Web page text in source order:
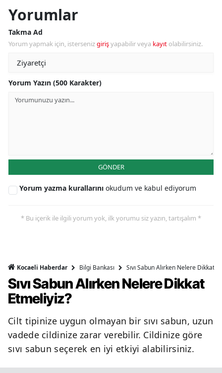
Yorumlar
Takma Ad
Yorum yapmak için, istersenizgirişyapabilir veya kayıt olabilirsiniz.
Yorum Yazın (500 Karakter)
GÖNDER
Yorum yazma kurallarını okudum ve kabul ediyorum
* Bu içerik ile ilgili yorum yok, ilk yorumu siz yazın, tartışalım *
Kocaeli Haberdar Bilgi Bankası Sıvı Sabun Alırken Nelere Dikkat
Sıvı Sabun Alırken Nelere Dikkat
Etmeliyiz?
Cilt tipinize uygun olmayan bir sıvı sabun, uzun
vadede cildinize zarar verebilir. Cildinize göre
sıvı sabun seçerek en iyi etkiyi alabilirsiniz.